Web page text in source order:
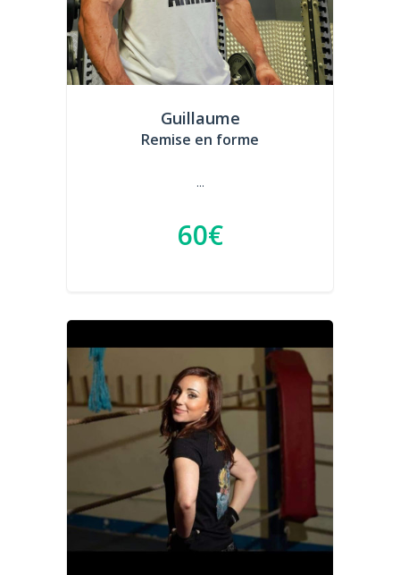
Guillaume
Remise en forme
...
60€